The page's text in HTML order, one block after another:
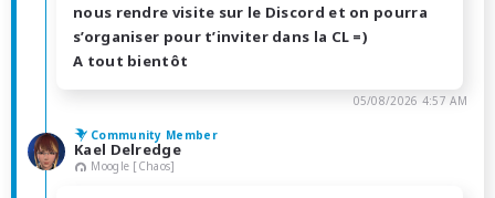
nous rendre visite sur le Discord et on pourra
s’organiser pour t’inviter dans la CL =)
A tout bientôt
05/08/2026 4:57 AM
Community Member
Kael Delredge
Moogle [Chaos]